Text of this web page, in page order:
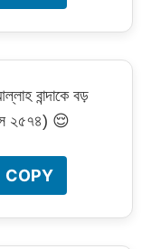
বান্দাকে বড়
২৫৭৪) 😌
COPY